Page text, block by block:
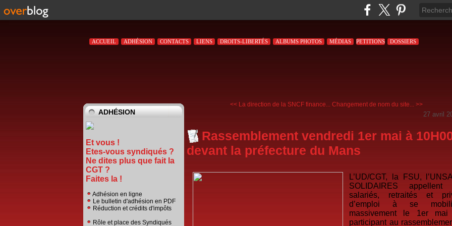
ACCUEIL ADHÉSION CONTACTS LIENS DROITS-LIBERTÉS ALBUMS PHOTOS MÉDIAS PETITIONS DOSSIERS
ADHÉSION
Et vous !
Etes-vous syndiqués ?
Ne dites plus que fait la
CGT ?
Faites la !
Adhésion en ligne
Le bulletin d'adhésion en PDF
Réduction et crédits d'impôts
Rôle et place des Syndiqués
<< La direction de la SNCF finance... Changement de nom du site... >>
27 avril
Rassemblement vendredi 1er mai à
devant la préfecture du Mans
L’UD/CGT, la FSU,
SOLIDAIRES appellent
salariés, retraités et
d’emploi à se
massivement le 1er mai
participant au